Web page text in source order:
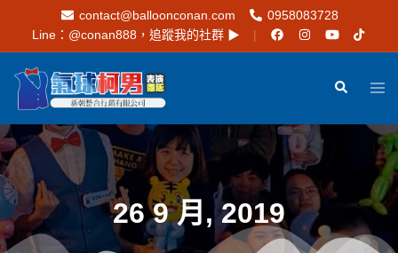
contact@balloonconan.com
0958083728
Line： @conan888 ，追蹤我的社群 ▶︎
26 9 月, 2019